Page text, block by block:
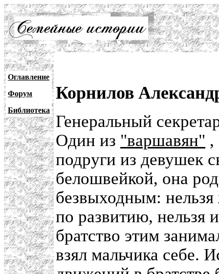
Оглавление
Форум
Библиотека
Корнилов
Генеральный
Один из "варшавян" ,
подруги из девушек
белошвейкой, она
безвыходным:
по развитию, нельзя
братство этим
взял мальчика себе.